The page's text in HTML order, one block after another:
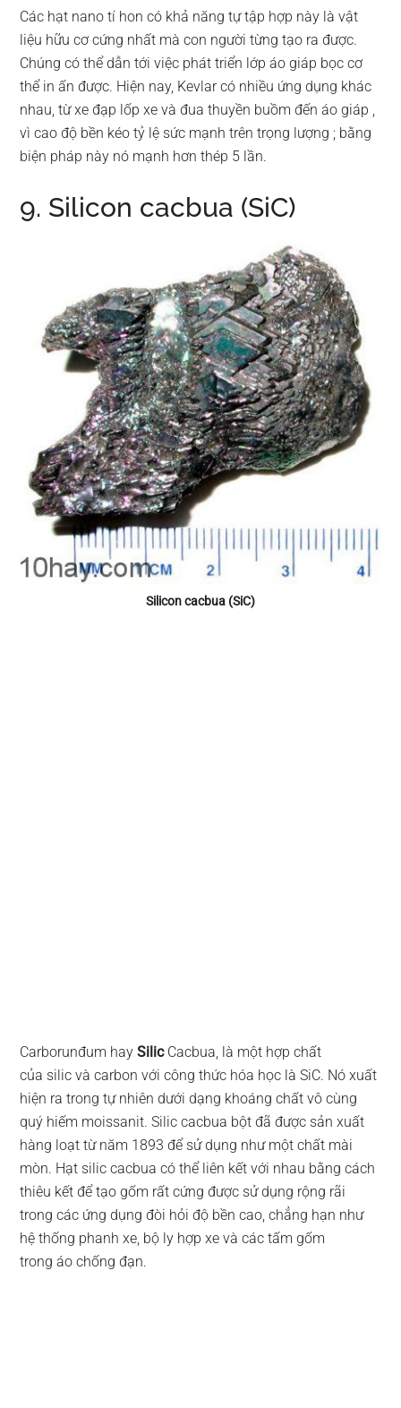
Các hạt nano tí hon có khả năng tự tập hợp này là vật
liệu hữu cơ cứng nhất mà con người từng tạo ra được.
Chúng có thể dẫn tới việc phát triển lớp áo giáp bọc cơ
thể in ấn được. Hiện nay, Kevlar có nhiều ứng dụng khác
nhau, từ xe đạp lốp xe và đua thuyền buồm đến áo giáp ,
vì cao độ bền kéo tỷ lệ sức mạnh trên trọng lượng ; bằng
biện pháp này nó mạnh hơn thép 5 lần.
9. Silicon cacbua (SiC)
Silicon cacbua (SiC)
Carborunđum haySilic Cacbua, là một hợp chất
của silic và carbon với công thức hóa học là SiC. Nó xuất
hiện ra trong tự nhiên dưới dạng khoáng chất vô cùng
quý hiếm moissanit. Silic cacbua bột đã được sản xuất
hàng loạt từ năm 1893 để sử dụng như một chất mài
mòn. Hạt silic cacbua có thể liên kết với nhau bằng cách
thiêu kết để tạo gốm rất cứng được sử dụng rộng rãi
trong các ứng dụng đòi hỏi độ bền cao, chẳng hạn như
hệ thống phanh xe, bộ ly hợp xe và các tấm gốm
trong áo chống đạn.